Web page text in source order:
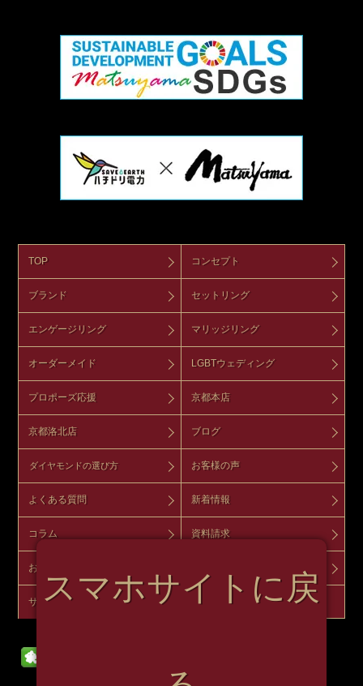
TOP コンセプト
ブランド セットリング
エンゲージリング マリッジリング
オーダーメイド LGBTウェディング
プロポーズ応援 京都本店
京都洛北店 ブログ
ダイヤモンドの選び方 お客様の声
よくある質問 新着情報
コラム 資料請求
お問い合わせ
サイトマップ オンラインショップ
スマホサイトに戻